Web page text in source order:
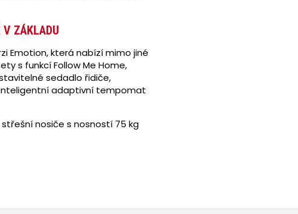
V ZÁKLADU
Emotion, která nabízí mimo jiné
s funkcí Follow Me Home,
sedadlo řidiče,
adaptivní tempomat
nosiče s nosností 75 kg